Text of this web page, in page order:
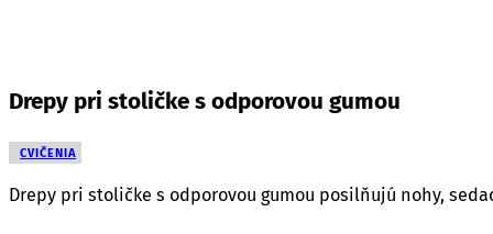
Drepy pri stoličke s odporovou gumou
CVIČENIA
Drepy pri stoličke s odporovou gumou posilňujú nohy,